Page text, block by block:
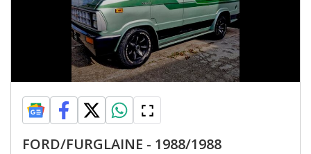
FORD/FURGLAINE - 1988/1988